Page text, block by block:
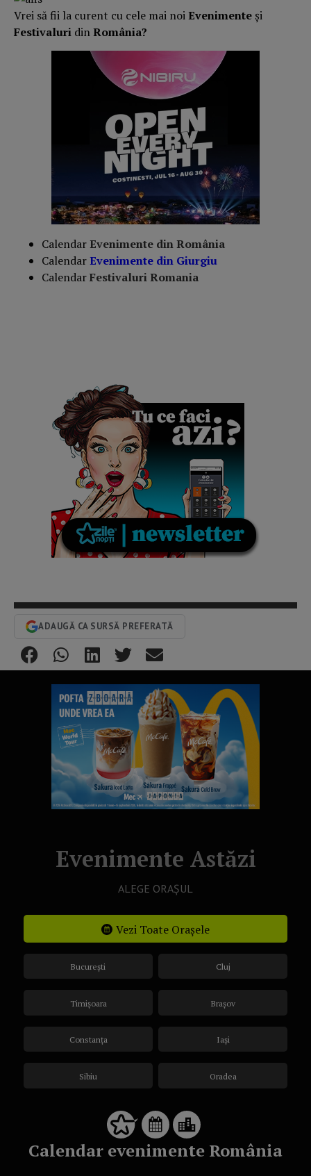
Vrei să fii la curent cu cele mai noiEvenimente și
Festivaluri dinRomânia?
Calendar Evenimente din România
CalendarEvenimente din Giurgiu
CalendarFestivaluri Romania
ADAUGĂ CA SURSĂ PREFERATĂ
Evenimente Astăzi
ALEGE ORAȘUL
Vezi Toate Orașele
București
Timișoara
Constanța
Sibiu
Cluj
Brașov
Iași
Oradea
Calendar evenimente România